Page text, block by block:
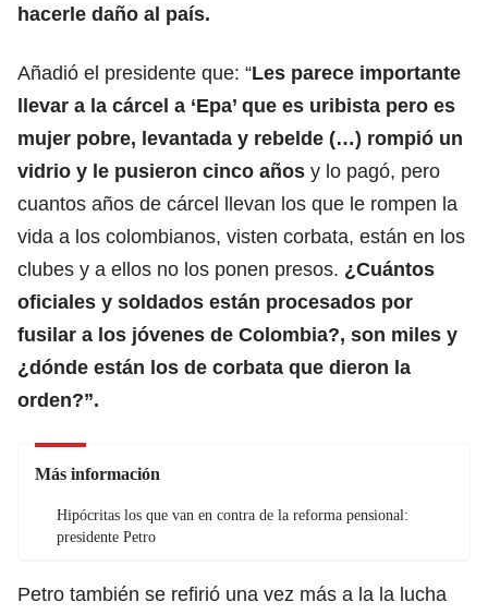
hacerle daño al país.
Añadió el presidente que: “Les parece importante
llevar a la cárcel a ‘Epa’ que es uribista pero es
mujer pobre, levantada y rebelde (…) rompió un
vidrio y le pusieron cinco años y lo pagó, pero
cuantos años de cárcel llevan los que le rompen la
vida a los colombianos, visten corbata, están en los
clubes y a ellos no los ponen presos. ¿Cuántos
oficiales y soldados están procesados por
fusilar a los jóvenes de Colombia?, son miles y
¿dónde están los de corbata que dieron la
orden?”.
Más información
Hipócritas los que van en contra de la reforma pensional:
presidente Petro
Petro también se refirió una vez más a la la lucha